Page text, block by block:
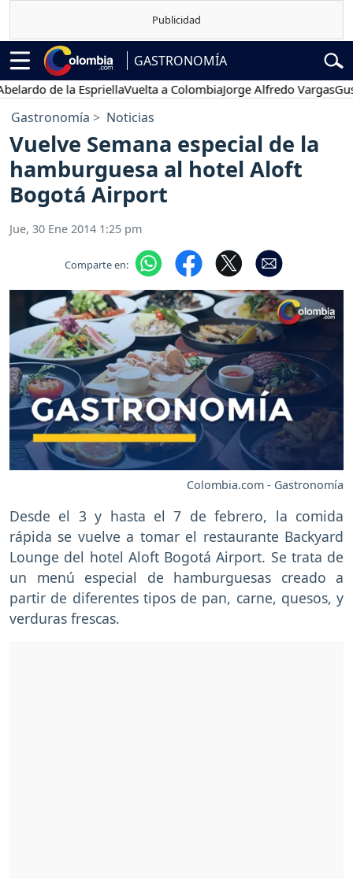
GASTRONOMÍA
de la EspriellaVuelta a ColombiaJorge Alfredo Vargas
Gastronomía Noticias
Vuelve Semana especial de la
hamburguesa al hotel Aloft
Bogotá Airport
Jue, 30 Ene 2014 1:25 pm
Comparte en:
Colombia.com - Gastronomía
Desde el 3 y hasta el 7 de febrero, la comida
rápida se vuelve a tomar el restaurante Backyard
Lounge del hotel Aloft Bogotá Airport. Se trata de
un menú especial de hamburguesas creado a
partir de diferentes tipos de pan, carne, quesos, y
verduras frescas.